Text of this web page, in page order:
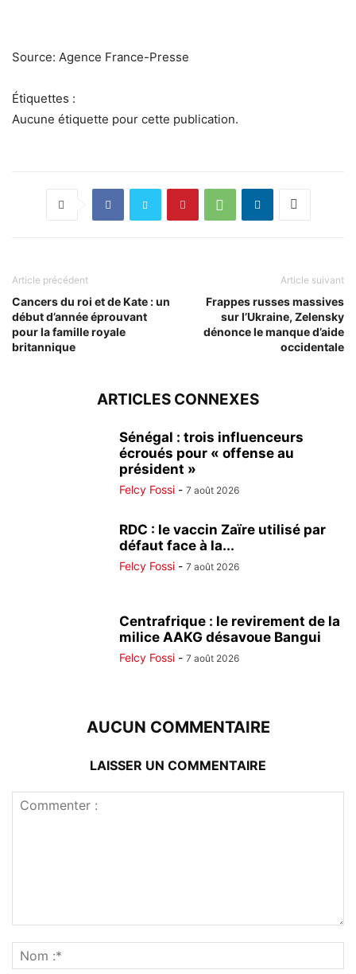
Source: Agence France-Presse
Étiquettes :
Aucune étiquette pour cette publication.
Article précédent
Cancers du roi et de Kate : un
début d’année éprouvant
pour la famille royale
britannique
Article suivant
Frappes russes massives
sur l’Ukraine, Zelensky
dénonce le manque d’aide
occidentale
ARTICLES CONNEXES
Sénégal : trois influenceurs
écroués pour « offense au
président »
Felcy Fossi - 7 août 2026
RDC : le vaccin Zaïre utilisé par
défaut face à la...
Felcy Fossi - 7 août 2026
Centrafrique : le revirement de la
milice AAKG désavoue Bangui
Felcy Fossi - 7 août 2026
AUCUN COMMENTAIRE
LAISSER UN COMMENTAIRE